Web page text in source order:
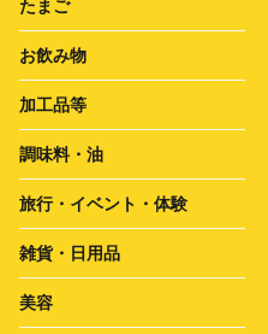
たまご
お飲み物
加工品等
調味料・油
旅行・イベント・体験
雑貨・日用品
美容